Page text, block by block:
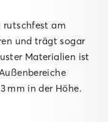
rutschfest am
und trägt sogar
Materialien ist
mm in der Höhe.